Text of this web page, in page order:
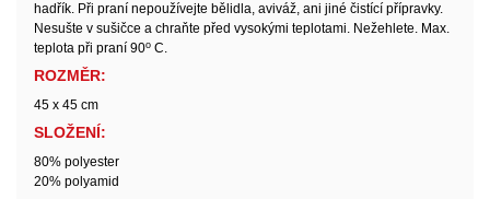
hadřík. Při praní nepoužívejte bělidla, aviváž, ani jiné čistící přípravky.
Nesušte v sušičce a chraňte před vysokými teplotami. Nežehlete. Max.
teplota při praní 90o C.
ROZMĚR:
45 x 45 cm
SLOŽENÍ:
80% polyester
20% polyamid